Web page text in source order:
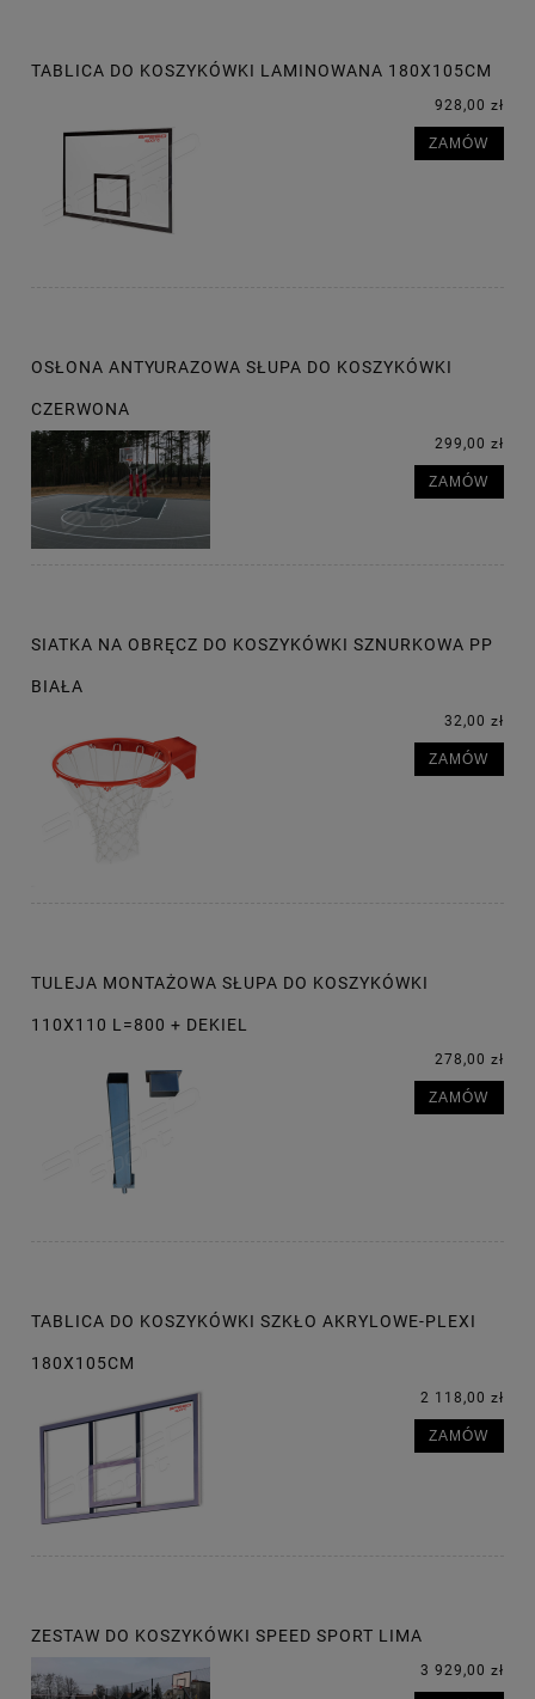
TABLICA DO KOSZYKÓWKI LAMINOWANA 180X105CM
928,00 zł
ZAMÓW
OSŁONA ANTYURAZOWA SŁUPA DO KOSZYKÓWKI
CZERWONA
299,00 zł
ZAMÓW
SIATKA NA OBRĘCZ DO KOSZYKÓWKI SZNURKOWA PP
BIAŁA
32,00 zł
ZAMÓW
TULEJA MONTAŻOWA SŁUPA DO KOSZYKÓWKI
110X110 L=800 + DEKIEL
278,00 zł
ZAMÓW
TABLICA DO KOSZYKÓWKI SZKŁO AKRYLOWE-PLEXI
180X105CM
2 118,00 zł
ZAMÓW
ZESTAW DO KOSZYKÓWKI SPEED SPORT LIMA
3 929,00 zł